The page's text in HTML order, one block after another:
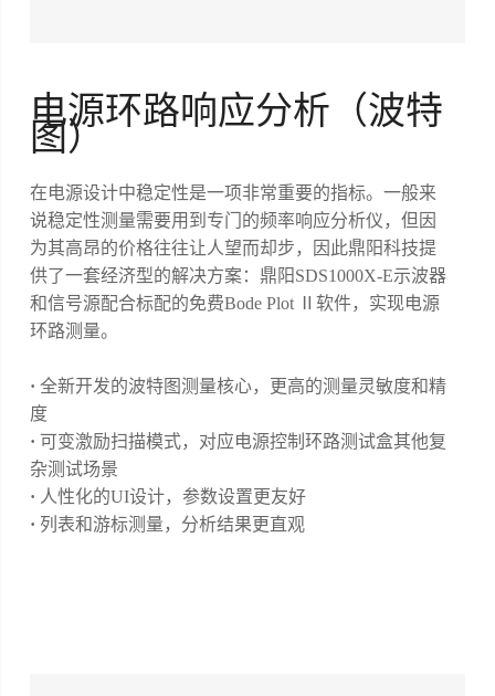
电源环路响应分析（波特
图）
在电源设计中稳定性是一项非常重要的指标。一般来
说稳定性测量需要用到专门的频率响应分析仪，但因
为其高昂的价格往往让人望而却步，因此鼎阳科技提
供了一套经济型的解决方案：鼎阳SDS1000X-E示波器
和信号源配合标配的免费Bode Plot Ⅱ软件，实现电源
环路测量。
·全新开发的波特图测量核心，更高的测量灵敏度和精
度
· 可变激励扫描模式，对应电源控制环路测试盒其他复
杂测试场景
· 人性化的UI设计，参数设置更友好
· 列表和游标测量，分析结果更直观